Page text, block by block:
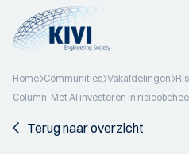
Home Communities Vakafdelingen
Column: Met AI investeren in
Terug naar overzicht